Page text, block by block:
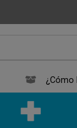
¿Cómo